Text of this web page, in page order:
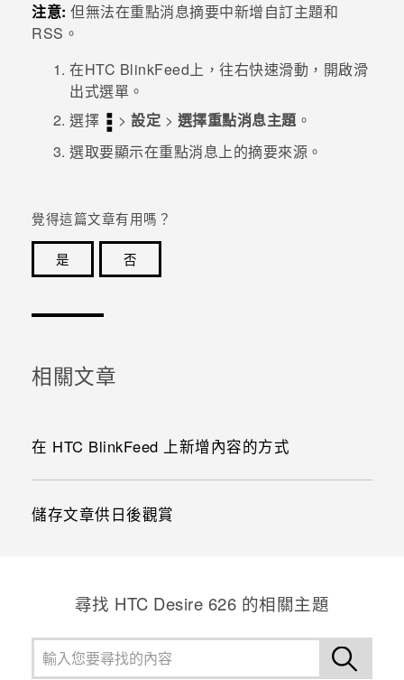
校園專案
企業採購
銷售通路
支援服務
注意: 但無法在重點消息摘要中新增自訂主題和
RSS。
在HTC BlinkFeed上，往右快速滑動，開啟滑
出式選單。
選擇
> 設定 > 選擇重點消息主題。
選取要顯示在重點消息上的摘要來源。
覺得這篇文章有用嗎？
是
否
相關文章
在 HTC BlinkFeed 上新增內容的方式
儲存文章供日後觀賞
尋找 HTC Desire 626 的相關主題